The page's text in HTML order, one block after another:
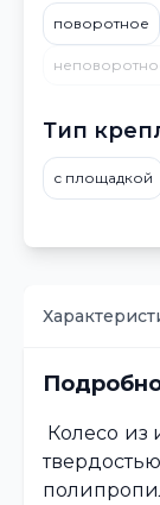
поворотное
Тип
с площадкой
Колесо из